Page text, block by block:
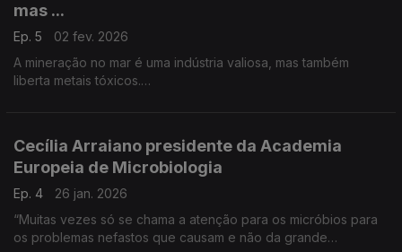
mas ...
Ep. 5
02 fev. 2026
A mineração no mar é uma indústria valiosa, mas também
liberta metais tóxicos.
Cecília Arraiano presidente da Academia
Europeia de Microbiologia
Ep. 4
26 jan. 2026
“Muitas vezes só se chama a atenção para os micróbios para
os problemas nefastos que causam e não da grande